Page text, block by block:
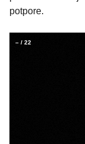
potpore.
– / 22